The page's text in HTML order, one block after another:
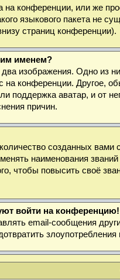
конференции, или же
языкового пакета не
страниц конференции).
именем?
изображения. Одно из
конференции. Другое,
поддержка аватар, и от
причин.
созданных
наименования
чтобы повысить своё
войти на конференцию!
email-сообщения